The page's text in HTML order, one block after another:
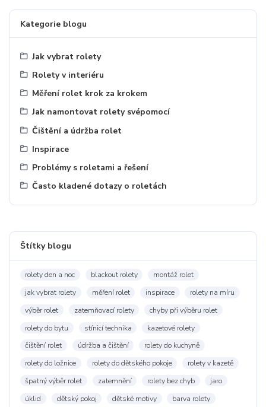
Kategorie blogu
Jak vybrat rolety
Rolety v interiéru
Měření rolet krok za krokem
Jak namontovat rolety svépomocí
Čištění a údržba rolet
Inspirace
Problémy s roletami a řešení
Často kladené dotazy o roletách
Štítky blogu
rolety den a noc blackout rolety
montáž rolet
jak vybrat rolety
měření rolet inspirace
rolety na míru
výběr rolet
zatemňovací rolety
chyby při výběru rolet
rolety do bytu
stínicí technika
kazetové rolety
čištění rolet
údržba a čištění
rolety do kuchyně
rolety do ložnice
rolety do dětského pokoje
rolety v kazetě
špatný výběr rolet
zatemnění rolety bez chyb
jaro
úklid
dětský pokoj dětské motivy barva rolety